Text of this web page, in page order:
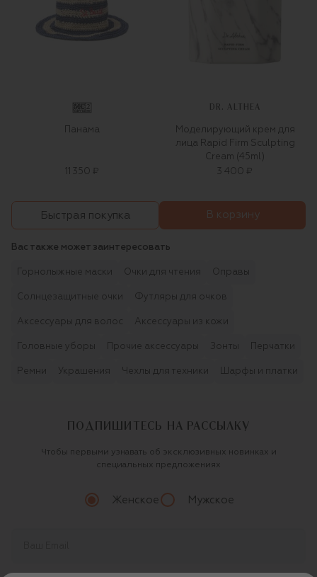
Панама
11 350 ₽
DR. ALTHEA
Моделирующий крем для
лица Rapid Firm Sculpting
Cream (45ml)
3 400 ₽
Быстрая покупка В корзину
Вас также может заинтересовать
Горнолыжные маски Очки для чтения Оправы
Солнцезащитные очки Футляры для очков
Аксессуары для волос Аксессуары из кожи
Головные уборы Прочие аксессуары Зонты Перчатки
Ремни Украшения Чехлы для техники Шарфы и платки
ПОДПИШИТЕСЬ НА РАССЫЛКУ
Чтобы первыми узнавать об эксклюзивных новинках и
специальных предложениях
Женское Мужское